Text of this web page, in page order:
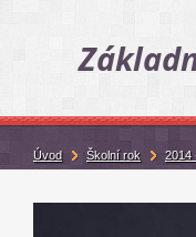
Úvod Školní rok 2014